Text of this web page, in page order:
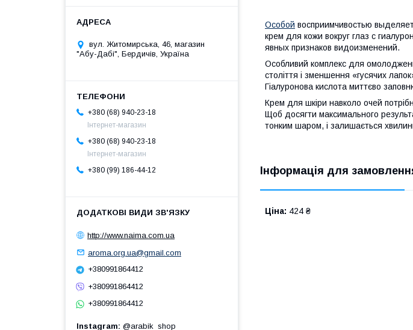
Особой восприимчивостью
крем для кожи вокруг глаз с
явных признаков видоизменений.
Особливий комплекс для
століття і зменшення «гусячих
Гіалуронова кислота миттєво
Крем для шкіри навколо очей
Щоб досягти максимального
тонким шаром, і залишається
Інформація для
Ціна: 424 ₴
вул. Житомирська, 46, магазин
"Абу-Дабі", Бердичів, Україна
+380 (68) 940-23-18
Інтернет-магазин
+380 (68) 940-23-18
Інтернет-магазин
+380 (99) 186-44-12
http://www.naima.com.ua
aroma.org.ua@gmail.com
+380991864412
+380991864412
+380991864412
Instagram @arabik_shop